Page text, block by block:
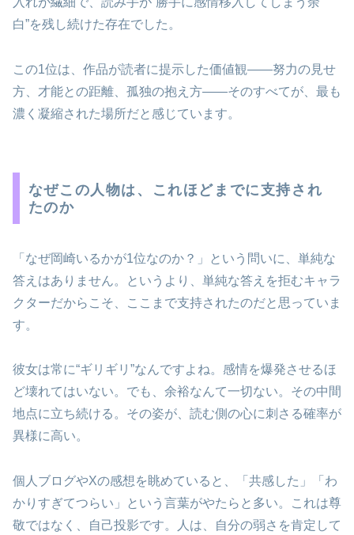
白”を残し続けた存在でした。
この1位は、作品が読者に提示した価値観――努力の見せ
方、才能との距離、孤独の抱え方――そのすべてが、最も
濃く凝縮された場所だと感じています。
なぜこの人物は、これほどまでに支持され
たのか
「なぜ岡崎いるかが1位なのか？」という問いに、単純な
答えはありません。というより、単純な答えを拒むキャラ
クターだからこそ、ここまで支持されたのだと思っていま
す。
彼女は常に“ギリギリ”なんですよね。感情を爆発させるほ
ど壊れてはいない。でも、余裕なんて一切ない。その中間
地点に立ち続ける。その姿が、読む側の心に刺さる確率が
異様に高い。
個人ブログやXの感想を眺めていると、「共感した」「わ
かりすぎてつらい」という言葉がやたらと多い。これは尊
敬ではなく、自己投影です。人は、自分の弱さを肯定して